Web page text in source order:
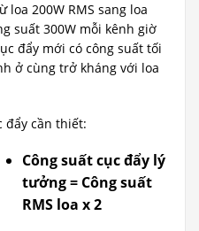
200W RMS sang loa
suất 300W mỗi kênh giờ
đẩy mới có công suất tối
ở cùng trở kháng với loa
đẩy cần thiết:
Công suất cục đẩy lý
tưởng = Công suất
RMS loa x 2